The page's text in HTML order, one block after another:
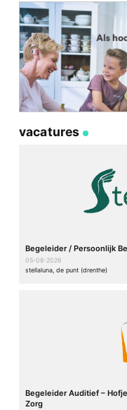
vacatures
Begeleider / Persoonlijk
05-08-2026
stellaluna, de punt (drenthe)
Begeleider Auditief –
Zorg